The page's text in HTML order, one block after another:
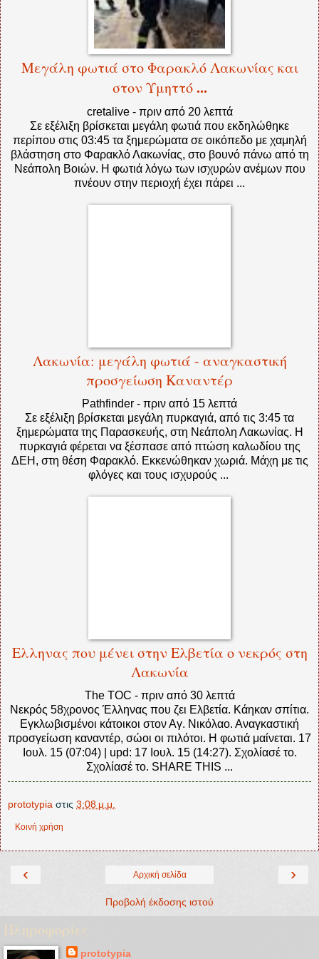
Μεγάλη φωτιά στο Φαρακλό Λακωνίας και
στον Υμηττό ...
cretalive- ‎πριν από 20 λεπτά‎
Σε εξέλιξη βρίσκεται μεγάλη φωτιά που εκδηλώθηκε
περίπου στις 03:45 τα ξημερώματα σε οικόπεδο με χαμηλή
βλάστηση στο Φαρακλό Λακωνίας, στο βουνό πάνω από τη
Νεάπολη Βοιών. Η φωτιά λόγω των ισχυρών ανέμων που
πνέουν στην περιοχή έχει πάρει ...
Λακωνία: μεγάλη φωτιά - αναγκαστική
προσγείωση Καναντέρ
Pathfinder - ‎πριν από 15 λεπτά‎
Σε εξέλιξη βρίσκεται μεγάλη πυρκαγιά, από τις 3:45 τα
ξημερώματα της Παρασκευής, στη Νεάπολη Λακωνίας. Η
πυρκαγιά φέρεται να ξέσπασε από πτώση καλωδίου της
ΔΕΗ, στη θέση Φαρακλό. Εκκενώθηκαν χωριά. Μάχη με τις
φλόγες και τους ισχυρούς ...
Ελληνας που μένει στην Ελβετία ο νεκρός στη
Λακωνία
The TOC - ‎πριν από 30 λεπτά‎
Νεκρός 58χρονος Έλληνας που ζει Ελβετία. Κάηκαν σπίτια.
Εγκλωβισμένοι κάτοικοι στον Αγ. Νικόλαο. Αναγκαστική
προσγείωση καναντέρ, σώοι οι πιλότοι. Η φωτιά μαίνεται. 17
Ιουλ. 15 (07:04) | upd: 17 Ιουλ. 15 (14:27). Σχολίασέ το.
Σχολίασέ το. SHARE THIS ...
prototypia στις 3:08 μ.μ.
Κοινή χρήση
‹ ›
Αρχική σελίδα
Προβολή έκδοσης ιστού
Πληροφορίες
prototypia